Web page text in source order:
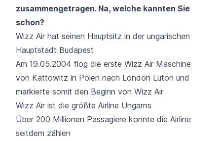
zusammengetragen. Na, welche kannten Sie
schon?
Wizz Air hat seinen Hauptsitz in der ungarischen
Hauptstadt Budapest
Am 19.05.2004 flog die erste Wizz Air Maschine
von Kattowitz in Polen nach London Luton und
markierte somit den Beginn von Wizz Air
Wizz Air ist die größte Airline Ungarns
Über 200 Millionen Passagiere konnte die Airline
seitdem zählen